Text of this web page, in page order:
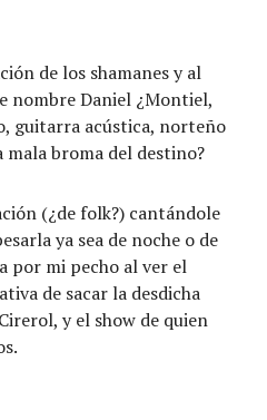
de los shamanes y al
nombre Daniel ¿Montiel,
guitarra acústica, norteño
mala broma del destino?
(¿de folk?) cantándole
ya sea de noche o de
por mi pecho al ver el
de sacar la desdicha
y el show de quien